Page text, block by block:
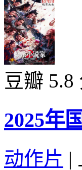
豆瓣 5.8
2025年
动作片 |